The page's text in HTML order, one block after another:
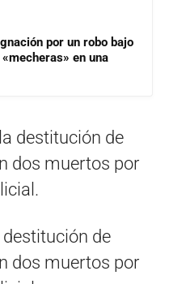
por un robo bajo
en una
de
dos muertos por